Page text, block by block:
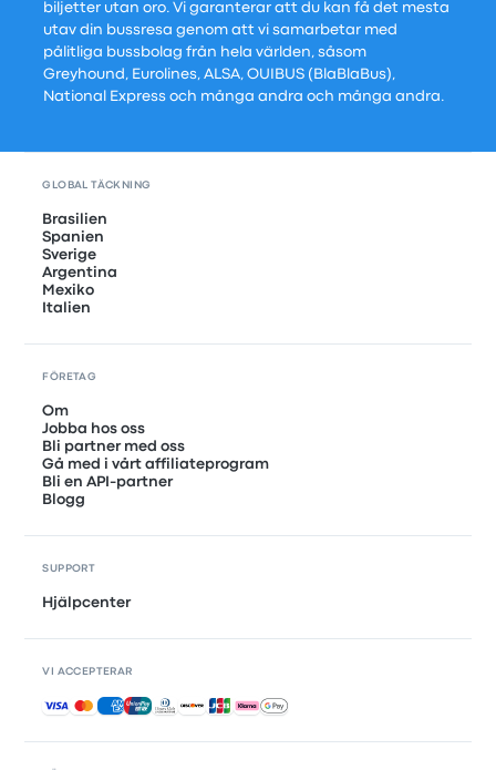
biljetter utan oro. Vi garanterar att du kan få det mesta
utav din bussresa genom att vi samarbetar med
pålitliga bussbolag från hela världen, såsom
Greyhound, Eurolines, ALSA, OUIBUS (BlaBlaBus),
National Express och många andra och många andra.
GLOBAL TÄCKNING
Brasilien
Spanien
Sverige
Argentina
Mexiko
Italien
FÖRETAG
Om
Jobba hos oss
Bli partner med oss
Gå med i vårt affiliateprogram
Bli en API-partner
Blogg
SUPPORT
Hjälpcenter
VI ACCEPTERAR
Accepterade betalningar